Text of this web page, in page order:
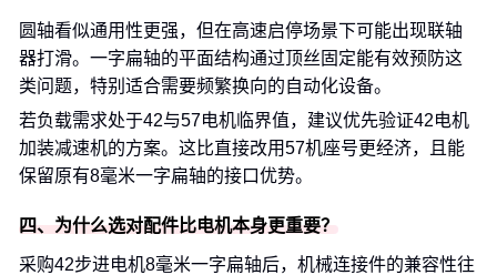
圆轴看似通用性更强，但在高速启停场景下可能出现联轴
器打滑。一字扁轴的平面结构通过顶丝固定能有效预防这
类问题，特别适合需要频繁换向的自动化设备。
若负载需求处于42与57电机临界值，建议优先验证42电机
加装减速机的方案。这比直接改用57机座号更经济，且能
保留原有8毫米一字扁轴的接口优势。
四、为什么选对配件比电机本身更重要？
采购42步进电机8毫米一字扁轴后，机械连接件的兼容性往